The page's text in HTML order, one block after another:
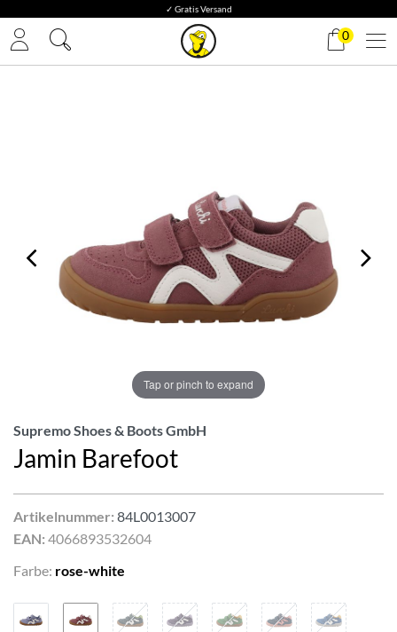
✓ Gratis Versand
0
Tap or pinch to expand
Supremo Shoes & Boots GmbH
Jamin Barefoot
Artikelnummer: 84L0013007
EAN: 4066893532604
Farbe: rose-white